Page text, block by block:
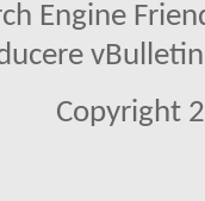
Engine
Copyright